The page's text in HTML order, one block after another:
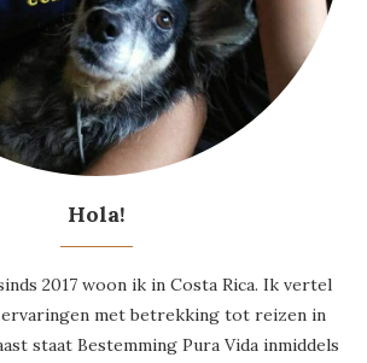
Hola!
2017 woon ik in Costa Rica. Ik vertel
met betrekking tot reizen in
staat Bestemming Pura Vida inmiddels